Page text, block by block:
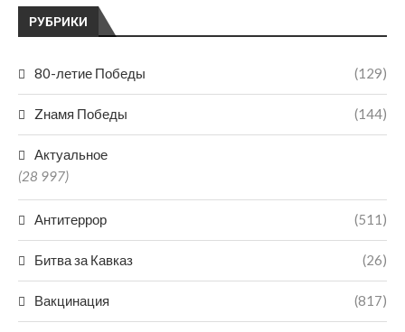
РУБРИКИ
80-летие Победы (129)
Zнамя Победы (144)
Актуальное
(28 997)
Антитеррор (511)
Битва за Кавказ (26)
Вакцинация (817)